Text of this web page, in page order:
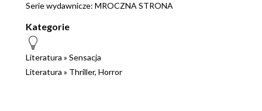
Serie wydawnicze: MROCZNA STRONA
Kategorie
Literatura » Sensacja
Literatura » Thriller, Horror